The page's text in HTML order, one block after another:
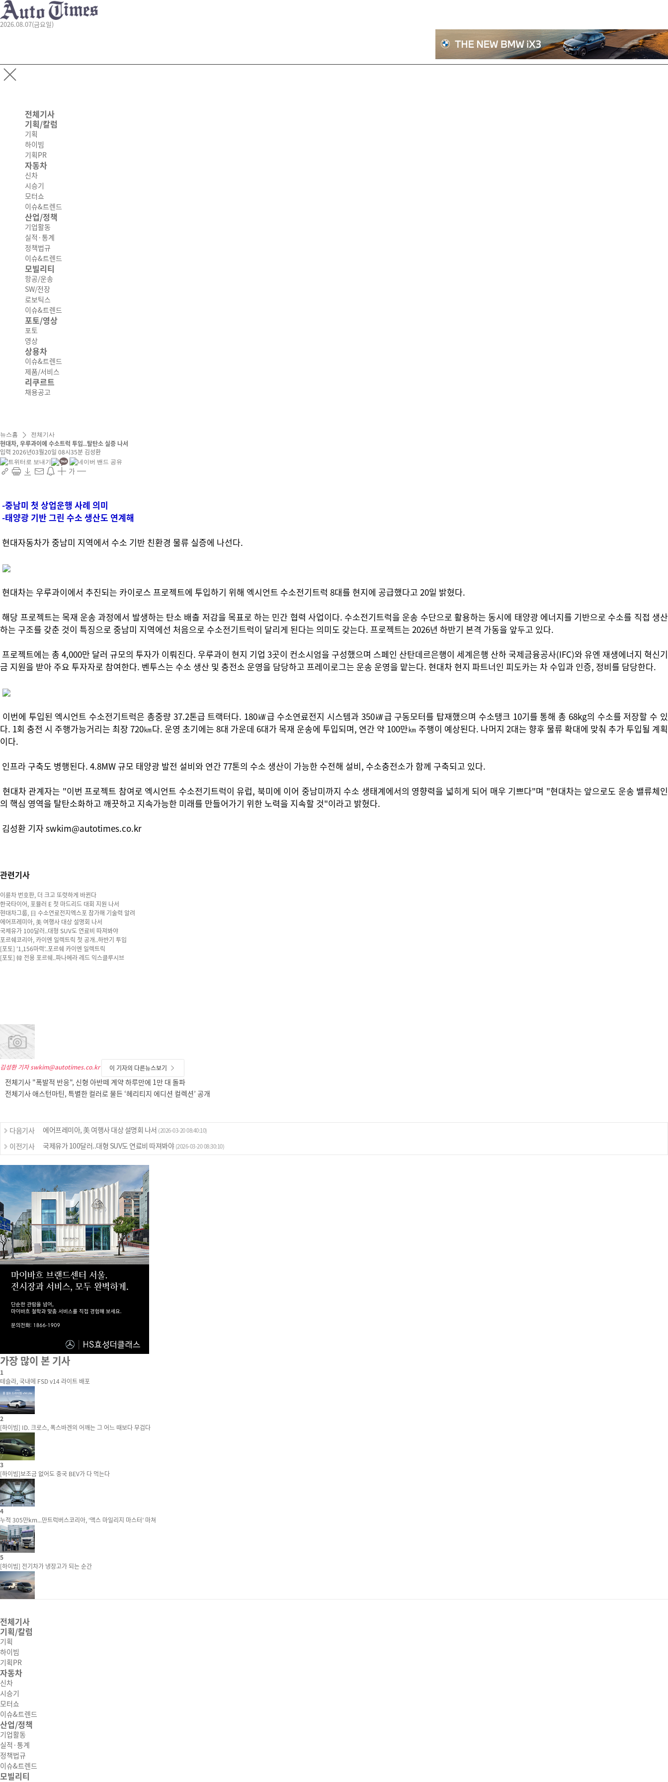
2026.08.07(금요일)
전체기사
기획/칼럼
기획
하이빔
기획PR
자동차
신차
시승기
모터쇼
이슈&트렌드
산업/정책
기업활동
실적·통계
정책법규
이슈&트렌드
모빌리티
항공/운송
SW/전장
로보틱스
이슈&트렌드
포토/영상
포토
영상
상용차
이슈&트렌드
제품/서비스
리쿠르트
채용공고
뉴스홈 전체기사
현대차, 우루과이에 수소트럭 투입..탈탄소 실증 나서
입력 2026년03월20일 08시35분 김성환
가
-중남미 첫 상업운행 사례 의미
-태양광 기반 그린 수소 생산도 연계해
현대자동차가 중남미 지역에서 수소 기반 친환경 물류 실증에 나선다.
현대차는 우루과이에서 추진되는 카이로스 프로젝트에 투입하기 위해 엑시언트 수소전기트럭 8대를 현지에 공급했다고 20일 밝혔다.
해당 프로젝트는 목재 운송 과정에서 발생하는 탄소 배출 저감을 목표로 하는 민간 협력 사업이다. 수소전기트럭을 운송 수단으로 활용하는 동시에 태양광 에너지를 기반으로 수소를 직접 생산
하는 구조를 갖춘 것이 특징으로 중남미 지역에선 처음으로 수소전기트럭이 달리게 된다는 의미도 갖는다. 프로젝트는 2026년 하반기 본격 가동을 앞두고 있다.
프로젝트에는 총 4,000만 달러 규모의 투자가 이뤄진다. 우루과이 현지 기업 3곳이 컨소시엄을 구성했으며 스페인 산탄데르은행이 세계은행 산하 국제금융공사(IFC)와 유엔 재생에너지 혁신기
금 지원을 받아 주요 투자자로 참여한다. 벤투스는 수소 생산 및 충전소 운영을 담당하고 프레이로그는 운송 운영을 맡는다. 현대차 현지 파트너인 피도카는 차 수입과 인증, 정비를 담당한다.
이번에 투입된 엑시언트 수소전기트럭은 총중량 37.2톤급 트랙터다. 180㎾급 수소연료전지 시스템과 350㎾급 구동모터를 탑재했으며 수소탱크 10기를 통해 총 68kg의 수소를 저장할 수 있
다. 1회 충전 시 주행가능거리는 최장 720㎞다. 운영 초기에는 8대 가운데 6대가 목재 운송에 투입되며, 연간 약 100만㎞ 주행이 예상된다. 나머지 2대는 향후 물류 확대에 맞춰 추가 투입될 계획
이다.
인프라 구축도 병행된다. 4.8MW 규모 태양광 발전 설비와 연간 77톤의 수소 생산이 가능한 수전해 설비, 수소충전소가 함께 구축되고 있다.
현대차 관계자는 "이번 프로젝트 참여로 엑시언트 수소전기트럭이 유럽, 북미에 이어 중남미까지 수소 생태계에서의 영향력을 넓히게 되어 매우 기쁘다"며 "현대차는 앞으로도 운송 밸류체인
의 핵심 영역을 탈탄소화하고 깨끗하고 지속가능한 미래를 만들어가기 위한 노력을 지속할 것"이라고 밝혔다.
김성환 기자 swkim@autotimes.co.kr
관련기사
이륜차 번호판, 더 크고 또렷하게 바뀐다
한국타이어, 포뮬러 E 첫 마드리드 대회 지원 나서
현대차그룹, 日 수소연료전지엑스포 참가해 기술력 알려
에어프레미아, 美 여행사 대상 설명회 나서
국제유가 100달러..대형 SUV도 연료비 따져봐야
포르쉐코리아, 카이엔 일렉트릭 첫 공개..하반기 투입
[포토] '1,156마력'..포르쉐 카이엔 일렉트릭
[포토] 韓 전용 포르쉐..파나메라 레드 익스클루시브
김성환 기자 swkim@autotimes.co.kr 이 기자의 다른뉴스보기
전체기사 "폭발적 반응", 신형 아반떼 계약 하루만에 1만 대 돌파
전체기사 애스턴마틴, 특별한 컬러로 물든 ‘헤리티지 에디션 컬렉션’ 공개
다음기사 에어프레미아, 美 여행사 대상 설명회 나서 (2026-03-20 08:40:10)
이전기사 국제유가 100달러..대형 SUV도 연료비 따져봐야 (2026-03-20 08:30:10)
가장 많이 본 기사
1
테슬라, 국내에 FSD v14 라이트 배포
2
[하이빔] ID. 크로스, 폭스바겐의 어깨는 그 어느 때보다 무겁다
3
[하이빔]보조금 없어도 중국 BEV가 다 먹는다
4
누적 305만km...만트럭버스코리아, ‘맥스 마일리지 마스터’ 마쳐
5
[하이빔] 전기차가 냉장고가 되는 순간
전체기사
기획/칼럼
기획
하이빔
기획PR
자동차
신차
시승기
모터쇼
이슈&트렌드
산업/정책
기업활동
실적·통계
정책법규
이슈&트렌드
모빌리티